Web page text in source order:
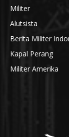
Militer
Alutsista
Berita Militer
Kapal Perang
Militer Amerika